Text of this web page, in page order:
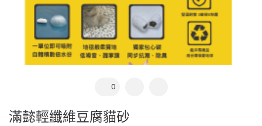
0
滿懿輕纖維豆腐貓砂